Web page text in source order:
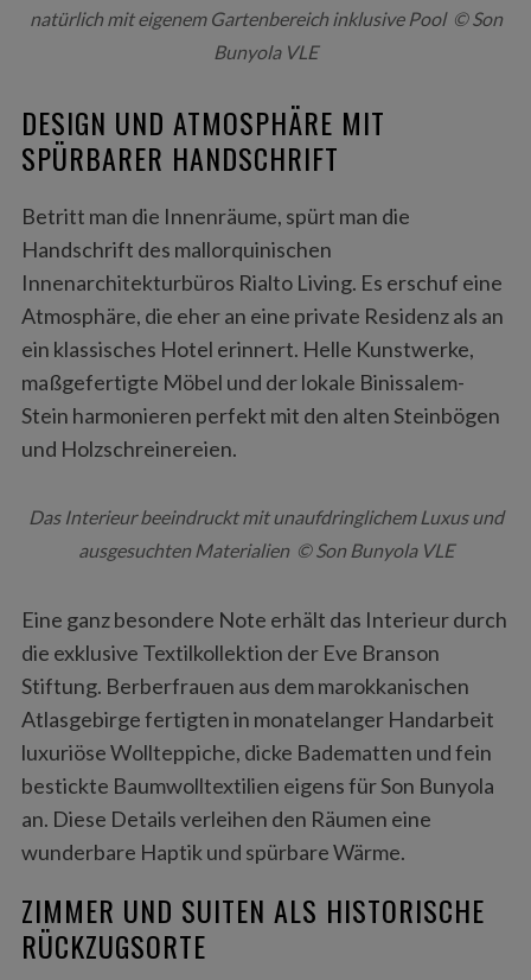
natürlich mit eigenem Gartenbereich inklusive Pool © Son
Bunyola VLE
DESIGN UND ATMOSPHÄRE MIT
SPÜRBARER HANDSCHRIFT
Betritt man die Innenräume, spürt man die
Handschrift des mallorquinischen
Innenarchitekturbüros Rialto Living. Es erschuf eine
Atmosphäre, die eher an eine private Residenz als an
ein klassisches Hotel erinnert. Helle Kunstwerke,
maßgefertigte Möbel und der lokale Binissalem-
Stein harmonieren perfekt mit den alten Steinbögen
und Holzschreinereien.
Das Interieur beeindruckt mit unaufdringlichem Luxus und
ausgesuchten Materialien © Son Bunyola VLE
Eine ganz besondere Note erhält das Interieur durch
die exklusive Textilkollektion der Eve Branson
Stiftung. Berberfrauen aus dem marokkanischen
Atlasgebirge fertigten in monatelanger Handarbeit
luxuriöse Wollteppiche, dicke Badematten und fein
bestickte Baumwolltextilien eigens für Son Bunyola
an. Diese Details verleihen den Räumen eine
wunderbare Haptik und spürbare Wärme.
ZIMMER UND SUITEN ALS HISTORISCHE
RÜCKZUGSORTE